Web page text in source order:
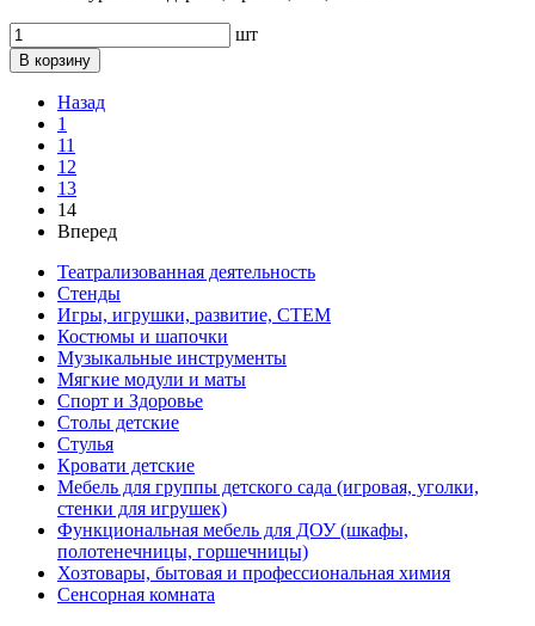
шт
В корзину
Назад
1
11
12
13
14
Вперед
Театрализованная деятельность
Стенды
Игры, игрушки, развитие, СТЕМ
Костюмы и шапочки
Музыкальные инструменты
Мягкие модули и маты
Спорт и Здоровье
Столы детские
Стулья
Кровати детские
Мебель для группы детского сада (игровая, уголки,
стенки для игрушек)
Функциональная мебель для ДОУ (шкафы,
полотенечницы, горшечницы)
Хозтовары, бытовая и профессиональная химия
Сенсорная комната